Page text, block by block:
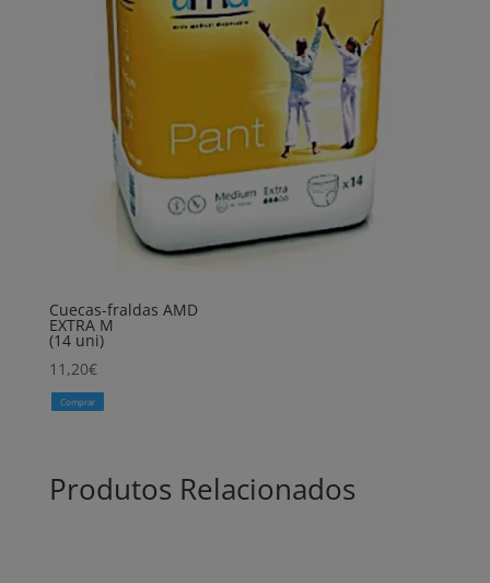
Cuecas-fraldas AMD
EXTRA M
(14 uni)
11,20€
Comprar
Produtos Relacionados